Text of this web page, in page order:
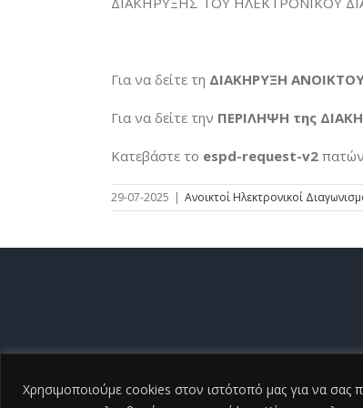
Χρησιμοποιούμε cookies στον ιστότοπό μας για να σας
Για να δείτε τη ΔΙΑΚΗΡΥΞΗ
Για να δείτε την ΠΕΡΙΛΗΨΗ της
Κατεβάστε το espd-request-v2
29-07-2025 | Ανοικτοί Ηλεκτρονικοί